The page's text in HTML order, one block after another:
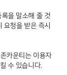
을 말소해 줄 것
요청을 받은 즉시
카운티는 이용자
수 있습니다.